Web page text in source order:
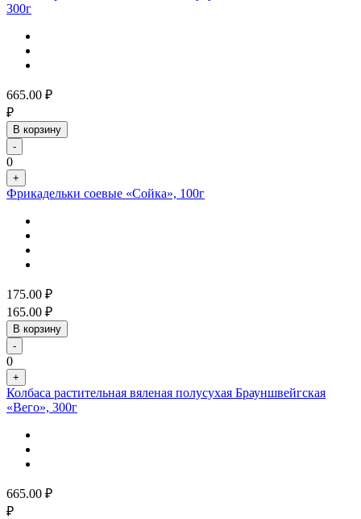
300г
665.00 ₽
₽
В корзину
-
0
+
Фрикадельки соевые «Сойка», 100г
175.00 ₽
165.00 ₽
В корзину
-
0
+
Колбаса растительная вяленая полусухая Брауншвейгская
«Вего», 300г
665.00 ₽
₽